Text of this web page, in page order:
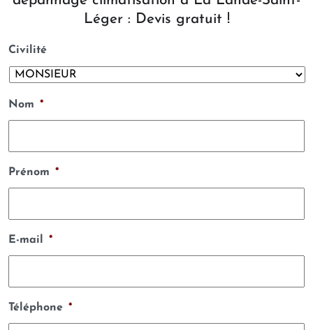
Léger : Devis gratuit !
Civilité
Nom *
Prénom *
E-mail *
Téléphone *